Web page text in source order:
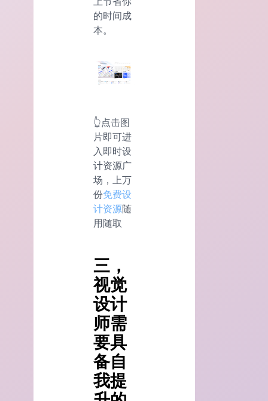
的时间成
本。
👆点击图
片即可进
入即时设
计资源广
场，上万
份免费设
计资源随
用随取
三，
视觉
设计
师需
要具
备自
我提